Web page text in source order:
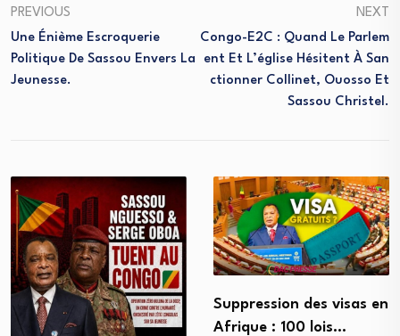
PREVIOUS
Une Énième Escroquerie
Politique De Sassou Envers La
Jeunesse.
NEXT
Congo-E2C : Quand Le Parlem
Ent Et L’église Hésitent À San
Ctionner Collinet, Ouosso Et
Sassou Christel.
Suppression des visas en
Afrique : 100 lois…